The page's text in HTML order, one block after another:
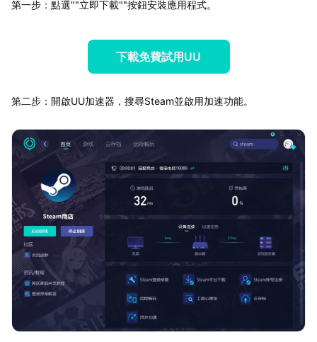
第一步：點選""立即下載""按鈕安裝應用程式。
下載免費試用UU
第二步：開啟UU加速器，搜尋Steam並啟用加速功能。